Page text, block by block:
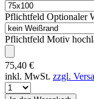
Pflichtfeld Optionaler
Pflichtfeld Motiv
75,40 €
inkl. MwSt. zzgl.